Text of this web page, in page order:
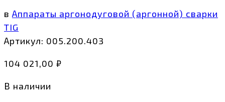
в Аппараты аргонодуговой (аргонной) сварки
TIG
Артикул: 005.200.403
104 021,00 ₽
В наличии